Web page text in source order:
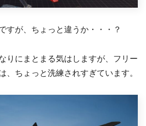
すが、ちょっと違うか・・・？
りにまとまる気はしますが、フリー
、ちょっと洗練されすぎています。